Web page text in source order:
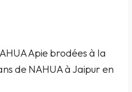
Apie brodées à la
de NAHUA à Jaipur en